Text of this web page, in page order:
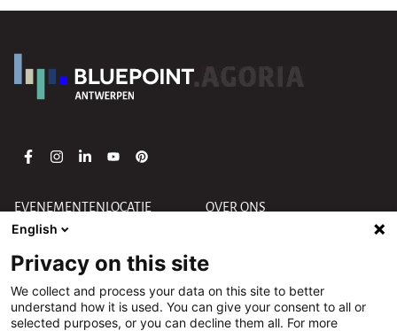
EVENEMENTENLOCATIE OVER ONS
NIEUWS
CONTACT PODCASTSTUDIO
REFERRAL PROGRAM
English
Privacy on this site
We collect and process your data on this site to better
understand how it is used. You can give your consent to all or
selected purposes, or you can decline them all. For more